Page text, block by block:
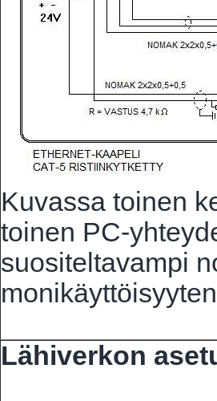
Kuvassa toinen
toinen PC-
suositeltavampi
Lähiverkon